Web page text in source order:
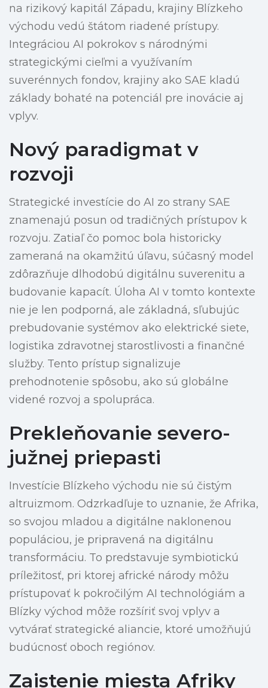
na rizikový kapitál Západu, krajiny Blízkeho
východu vedú štátom riadené prístupy.
Integráciou AI pokrokov s národnými
strategickými cieľmi a využívaním
suverénnych fondov, krajiny ako SAE kladú
základy bohaté na potenciál pre inovácie aj
vplyv.
Nový paradigmat v
rozvoji
Strategické investície do AI zo strany SAE
znamenajú posun od tradičných prístupov k
rozvoju. Zatiaľ čo pomoc bola historicky
zameraná na okamžitú úľavu, súčasný model
zdôrazňuje dlhodobú digitálnu suverenitu a
budovanie kapacít. Úloha AI v tomto kontexte
nie je len podporná, ale základná, sľubujúc
prebudovanie systémov ako elektrické siete,
logistika zdravotnej starostlivosti a finančné
služby. Tento prístup signalizuje
prehodnotenie spôsobu, ako sú globálne
videné rozvoj a spolupráca.
Prekleňovanie severo-
južnej priepasti
Investície Blízkeho východu nie sú čistým
altruizmom. Odzrkadľuje to uznanie, že Afrika,
so svojou mladou a digitálne naklonenou
populáciou, je pripravená na digitálnu
transformáciu. To predstavuje symbiotickú
príležitosť, pri ktorej africké národy môžu
prístupovať k pokročilým AI technológiám a
Blízky východ môže rozšíriť svoj vplyv a
vytvárať strategické aliancie, ktoré umožňujú
budúcnosť oboch regiónov.
Zaistenie miesta Afriky